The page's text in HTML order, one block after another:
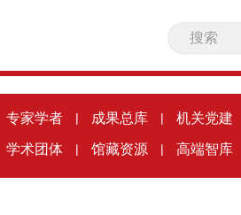
专家学者 | 成果总库 | 机关党建
学术团体 | 馆藏资源 | 高端智库